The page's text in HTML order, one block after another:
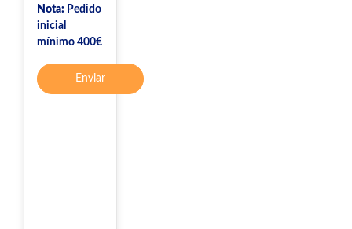
Nota: Pedido
inicial
mínimo 400€
Enviar